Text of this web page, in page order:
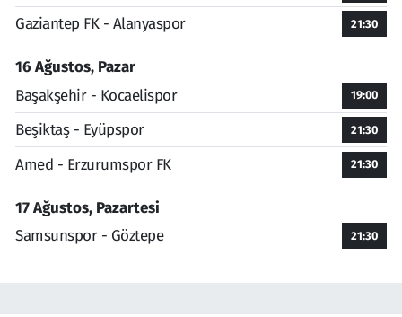
Gaziantep FK - Alanyaspor 21:30
16 Ağustos, Pazar
Başakşehir - Kocaelispor
19:00
Beşiktaş - Eyüpspor 21:30
Amed - Erzurumspor FK 21:30
17 Ağustos, Pazartesi
Samsunspor - Göztepe
21:30